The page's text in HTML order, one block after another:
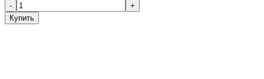
-
+
Купить